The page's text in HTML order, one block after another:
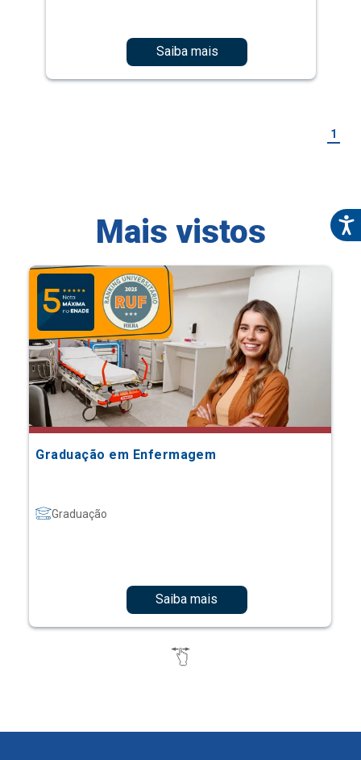
Saiba mais
1
Mais vistos
Graduação em Enfermagem
Graduação
Saiba mais